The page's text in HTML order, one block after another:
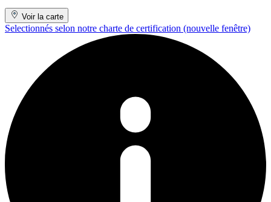
Voir la carte
Selectionnés selon notre charte de certification (nouvelle fenêtre)